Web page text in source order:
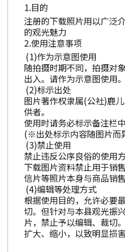
目的
注册的下载照片用以广泛
的观光魅力
使用注意事项
作为示意图使用
随拍摄时期不同，拍摄对
出入。请作为示意图使用。
标示出处
图片著作权隶属(公社)鹿
供者。
使用时请务必标示备注栏
(※出处标示内容随图片而
禁止使用
禁止违反公序良俗的使用方
下载图片资料禁止用于销
信片等照片本身与商品销
编辑等处理方式
根据使用目的，允许必要
切。但针对与本县观光振
片，禁止予以编辑、裁切
扩大、缩小，以致明显损